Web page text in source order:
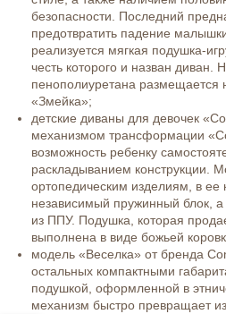
безопасности. Последний
предотвратить падение
реализуется мягкая подушка-
честь которого и назван диван.
пенополиуретана размещается
«Змейка»;
детские диваны для девочек
механизмом трансформации
возможность ребенку
раскладыванием конструкции.
ортопедическим изделиям, в ее
независимый пружинный блок, а
из ППУ. Подушка, которая
выполнена в виде божьей
модель «Веселка» от бренда
остальных компактными
подушкой, оформленной в
механизм быстро превращает